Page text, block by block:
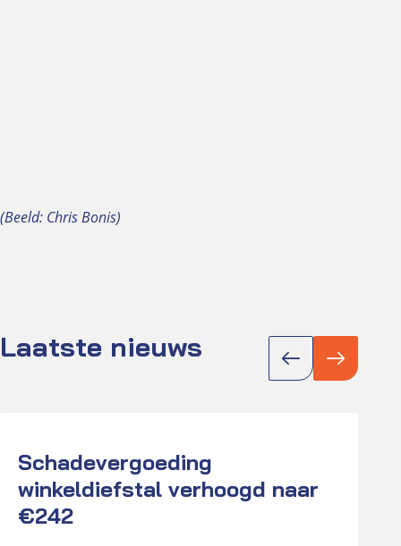
(Beeld: Chris Bonis)
Laatste nieuws
Schadevergoeding
winkeldiefstal verhoogd naar
€242